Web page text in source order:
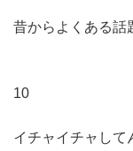
昔からよくある話
10
イチャイチャして